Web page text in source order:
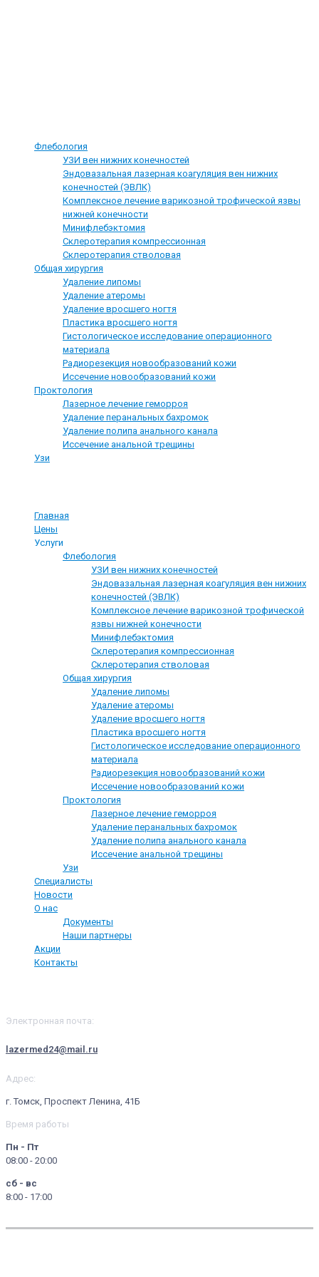
Флебология
УЗИ вен нижних конечностей
Эндовазальная лазерная коагуляция вен нижних
конечностей (ЭВЛК)
Комплексное лечение варикозной трофической язвы
нижней конечности
Минифлебэктомия
Склеротерапия компрессионная
Склеротерапия стволовая
Общая хирургия
Удаление липомы
Удаление атеромы
Удаление вросшего ногтя
Пластика вросшего ногтя
Гистологическое исследование операционного
материала
Радиорезекция новообразований кожи
Иссечение новообразований кожи
Проктология
Лазерное лечение геморроя
Удаление перанальных бахромок
Удаление полипа анального канала
Иссечение анальной трещины
Узи
Главная
Цены
Услуги
Флебология
УЗИ вен нижних конечностей
Эндовазальная лазерная коагуляция вен нижних
конечностей (ЭВЛК)
Комплексное лечение варикозной трофической
язвы нижней конечности
Минифлебэктомия
Склеротерапия компрессионная
Склеротерапия стволовая
Общая хирургия
Удаление липомы
Удаление атеромы
Удаление вросшего ногтя
Пластика вросшего ногтя
Гистологическое исследование операционного
материала
Радиорезекция новообразований кожи
Иссечение новообразований кожи
Проктология
Лазерное лечение геморроя
Удаление перанальных бахромок
Удаление полипа анального канала
Иссечение анальной трещины
Узи
Специалисты
Новости
О нас
Документы
Наши партнеры
Акции
Контакты
Электронная почта:
lazermed24@mail.ru
Адрес:
г. Томск, Проспект Ленина, 41Б
Время работы
Пн - Пт
08:00 - 20:00
сб - вс
8:00 - 17:00